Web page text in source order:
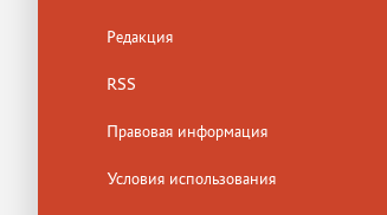
Редакция
RSS
Правовая информация
Условия использования